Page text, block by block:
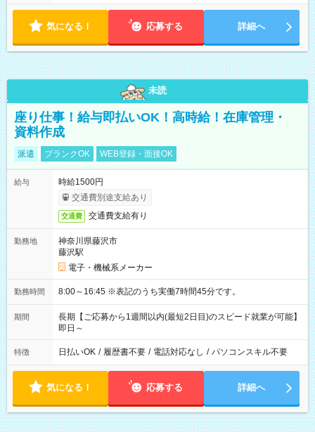
気になる！ 応募する 詳細へ
未読
座り仕事！給与即払いOK！高時給！在庫管理・
資料作成
派遣 ブランクOK WEB登録・面接OK
給与
時給1500円
交通費別途支給あり
交通費 交通費支給有り
勤務地
神奈川県藤沢市
藤沢駅
電子・機械系メーカー
勤務時間 8:00～16:45 ※表記のうち実働7時間45分です。
期間
長期【ご応募から1週間以内(最短2日目)のスピード就業が可能】
即日～
特徴 日払いOK / 履歴書不要 / 電話対応なし / パソコンスキル不要
気になる！ 応募する 詳細へ